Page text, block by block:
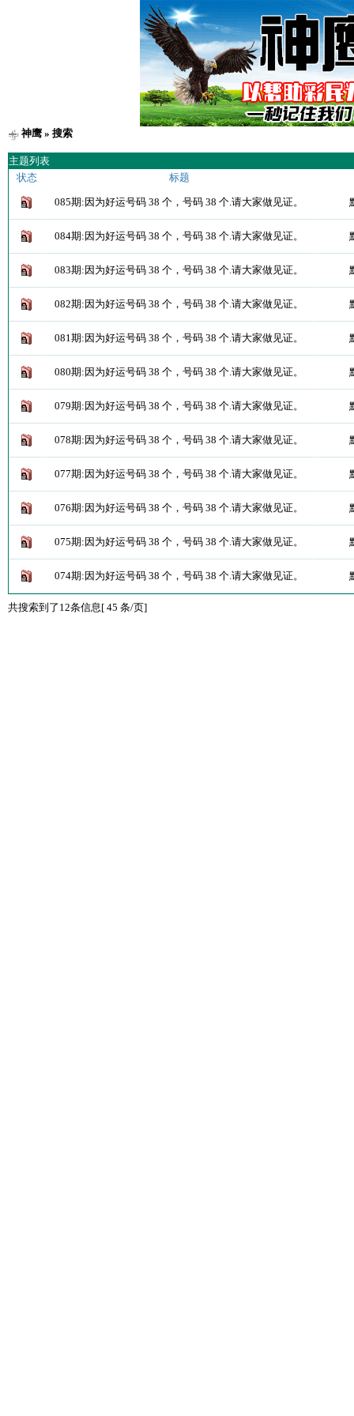
神鹰» 搜索
主题列表
状态
标题
085期:因为好运号码 38 个，号码 38 个.请大家做见证。
084期:因为好运号码 38 个，号码 38 个.请大家做见证。
083期:因为好运号码 38 个，号码 38 个.请大家做见证。
082期:因为好运号码 38 个，号码 38 个.请大家做见证。
081期:因为好运号码 38 个，号码 38 个.请大家做见证。
080期:因为好运号码 38 个，号码 38 个.请大家做见证。
079期:因为好运号码 38 个，号码 38 个.请大家做见证。
078期:因为好运号码 38 个，号码 38 个.请大家做见证。
077期:因为好运号码 38 个，号码 38 个.请大家做见证。
076期:因为好运号码 38 个，号码 38 个.请大家做见证。
075期:因为好运号码 38 个，号码 38 个.请大家做见证。
074期:因为好运号码 38 个，号码 38 个.请大家做见证。
共搜索到了12条信息[ 45 条/页]